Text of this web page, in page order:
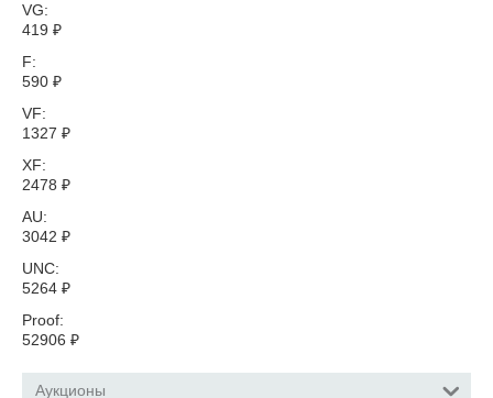
VG:
419 ₽
F:
590 ₽
VF:
1327 ₽
XF:
2478 ₽
AU:
3042 ₽
UNC:
5264 ₽
Proof:
52906 ₽
Аукционы